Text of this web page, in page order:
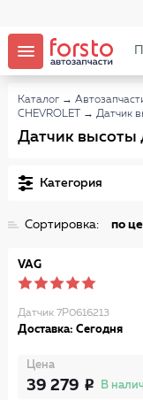
Каталог →
CHEVROLET
→ Датчик
Датчик высоты
Категория
Сортировка: по
VAG
Датчик 7P0616213
Доставка: Сегодня
Цена
39 279 В